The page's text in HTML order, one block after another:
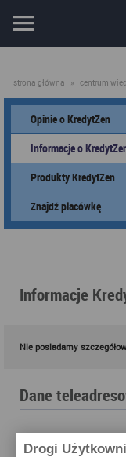
strona główna » centrum
Opinie o KredytZen
Informacje o
Produkty KredytZen
Znajdź placówkę
Informacje
Nie posiadamy
Dane
Drogi